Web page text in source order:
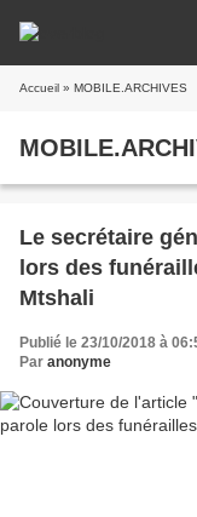
Accueil » MOBILE.ARCHIVES
Le secrétaire
lors des funérailles du camrade Eric
Mtshali
Publié le 23/10/2018 à
Par anonyme